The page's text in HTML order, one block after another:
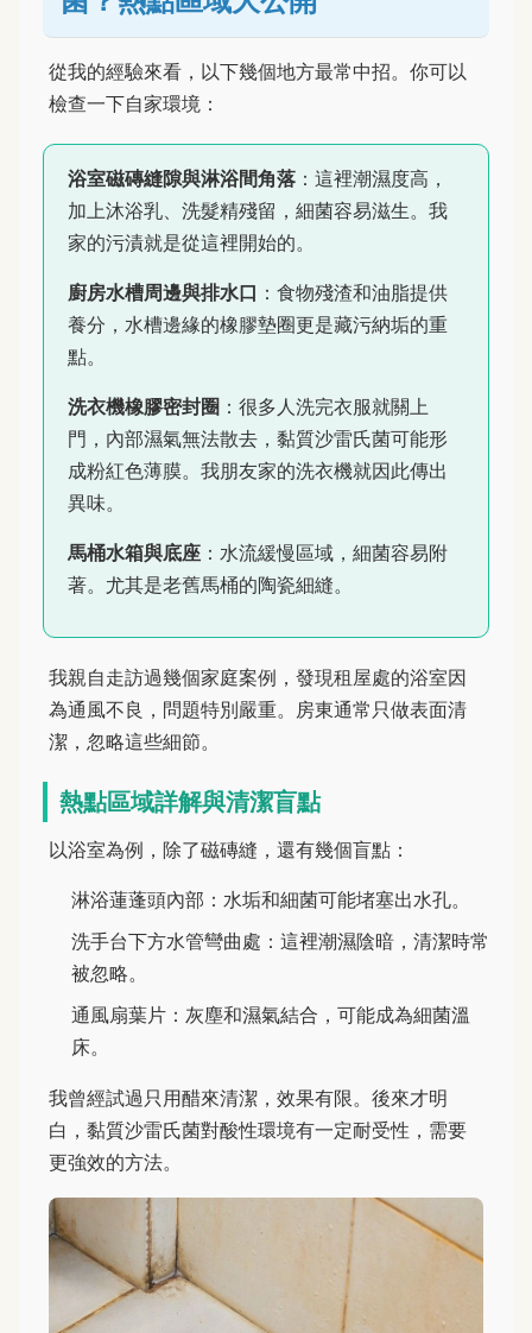
從我的經驗來看，以下幾個地方最常中招。你可以
檢查一下自家環境：
浴室磁磚縫隙與淋浴間角落 ：這裡潮濕度高，
加上沐浴乳、洗髮精殘留，細菌容易滋生。我
家的污漬就是從這裡開始的。
廚房水槽周邊與排水口 ：食物殘渣和油脂提供
養分，水槽邊緣的橡膠墊圈更是藏污納垢的重
點。
洗衣機橡膠密封圈 ：很多人洗完衣服就關上
門，內部濕氣無法散去，黏質沙雷氏菌可能形
成粉紅色薄膜。我朋友家的洗衣機就因此傳出
異味。
馬桶水箱與底座 ：水流緩慢區域，細菌容易附
著。尤其是老舊馬桶的陶瓷細縫。
我親自走訪過幾個家庭案例，發現租屋處的浴室因
為通風不良，問題特別嚴重。房東通常只做表面清
潔，忽略這些細節。
熱點區域詳解與清潔盲點
以浴室為例，除了磁磚縫，還有幾個盲點：
淋浴蓮蓬頭內部：水垢和細菌可能堵塞出水孔。
洗手台下方水管彎曲處：這裡潮濕陰暗，清潔時常
被忽略。
通風扇葉片：灰塵和濕氣結合，可能成為細菌溫
床。
我曾經試過只用醋來清潔，效果有限。後來才明
白，黏質沙雷氏菌對酸性環境有一定耐受性，需要
更強效的方法。